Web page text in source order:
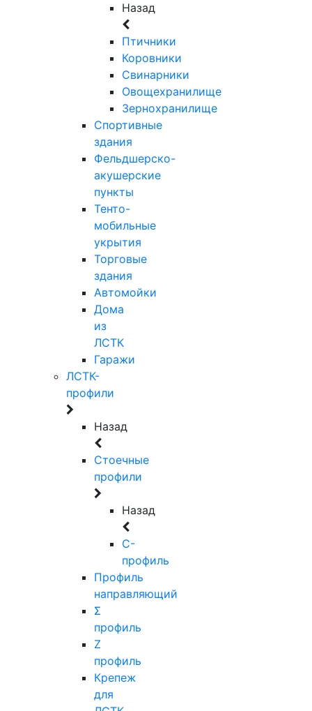
Назад
Птичники
Коровники
Свинарники
Овощехранилище
Зернохранилище
Спортивные
здания
Фельдшерско-
акушерские
пункты
Тенто-
мобильные
укрытия
Торговые
здания
Автомойки
Дома
из
ЛСТК
Гаражи
ЛСТК-
профили
Назад
Стоечные
профили
Назад
C-
профиль
Профиль
направляющий
Σ
профиль
Z
профиль
Крепеж
для